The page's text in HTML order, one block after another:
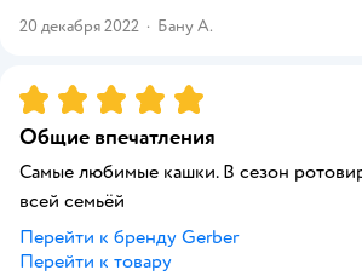
20 декабря 2022 · Бану А.
Рейтинг:5
Общие впечатления
Самые любимые кашки. В сезон
всей семьёй
Перейти к бренду Gerber
Перейти к товару